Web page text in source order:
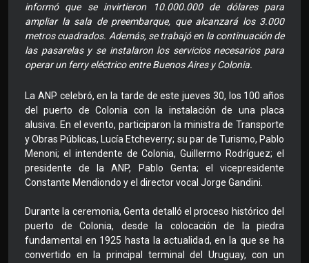
informó que se invirtieron 10.000.000 de dólares para
ampliar la sala de preembarque, que alcanzará los 3.000
metros cuadrados. Además, se trabajó en la continuación de
las pasarelas y se instalaron los servicios necesarios para
operar un ferry eléctrico entre Buenos Aires y Colonia.
La ANP celebró, en la tarde de este jueves 30, los 100 años
del puerto de Colonia con la instalación de una placa
alusiva. En el evento, participaron la ministra de Transporte
y Obras Públicas, Lucía Etcheverry; su par de Turismo, Pablo
Menoni; el intendente de Colonia, Guillermo Rodríguez; el
presidente de la ANP, Pablo Genta; el vicepresidente
Constante Mendiondo y el director vocal Jorge Gandini.
Durante la ceremonia, Genta detalló el proceso histórico del
puerto de Colonia, desde la colocación de la piedra
fundamental en 1925 hasta la actualidad, en la que se ha
convertido en la principal terminal del Uruguay, con un